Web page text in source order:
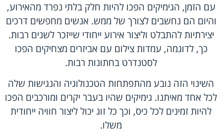
עם הזמן, הגימיקים הפכו להיות חלק בלתי נפרד מהאירוע,
והיום הם נחשבים לצורך של ממש. אנשים מחפשים דרכים
יצירתיות להתבלט וליצור אירוע ייחודי שייזכר לשנים רבות.
כך, לדוגמה, עמדות צילום עם אביזרים מצחיקים הפכו
לסטנדרט בחתונות רבות.
השינוי הזה נובע מהתפתחות הטכנולוגיה והנגישות שלה
לכל אחד מאיתנו. גימיקים שהיו בעבר יקרים ומורכבים הפכו
להיות זמינים לכל כיס, וכך כל זוג יכול ליצור חוויה ייחודית
משלו.